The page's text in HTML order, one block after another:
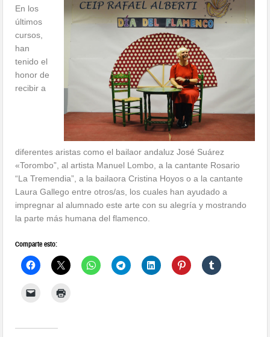
En los
últimos
cursos,
han
tenido el
honor de
recibir a
diferentes aristas como el bailaor andaluz José Suárez
«Torombo”, al artista Manuel Lombo, a la cantante Rosario
“La Tremendia”, a la bailaora Cristina Hoyos o a la cantante
Laura Gallego entre otros/as, los cuales han ayudado a
impregnar al alumnado este arte con su alegría y mostrando
la parte más humana del flamenco.
Comparte esto: